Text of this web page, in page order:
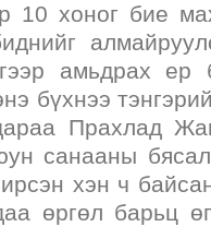
10 хоног бие
амьдрах ер
бүхнээ
Прахлад
санааны
хэн ч
өргөл барьц